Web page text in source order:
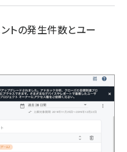
トの発生件数とユー